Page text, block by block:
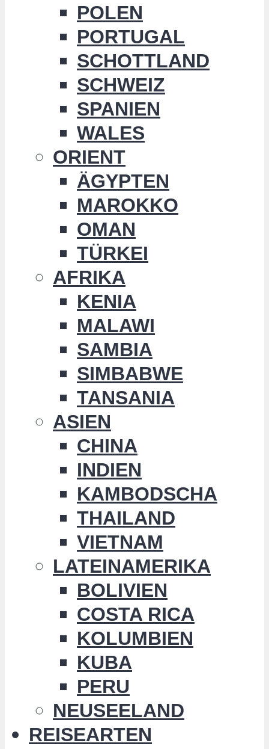
POLEN
PORTUGAL
SCHOTTLAND
SCHWEIZ
SPANIEN
WALES
ORIENT
ÄGYPTEN
MAROKKO
OMAN
TÜRKEI
AFRIKA
KENIA
MALAWI
SAMBIA
SIMBABWE
TANSANIA
ASIEN
CHINA
INDIEN
KAMBODSCHA
THAILAND
VIETNAM
LATEINAMERIKA
BOLIVIEN
COSTA RICA
KOLUMBIEN
KUBA
PERU
NEUSEELAND
REISEARTEN